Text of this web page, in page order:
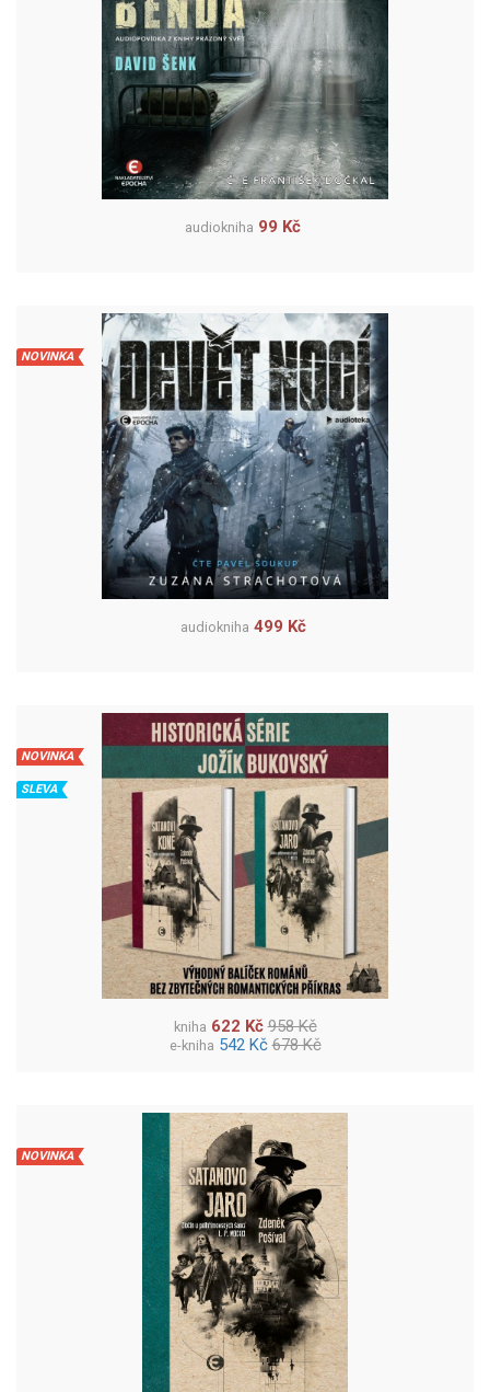
audiokniha 99 Kč
NOVINKA
audiokniha 499 Kč
NOVINKA
SLEVA
kniha 622 Kč 958 Kč
e-kniha 542 Kč 678 Kč
NOVINKA